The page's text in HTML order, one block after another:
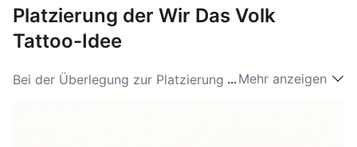
Platzierung der Wir Das Volk
Tattoo-Idee
Bei der Überlegung zur Platzierung eines "Wir Das
... Mehr anzeigen